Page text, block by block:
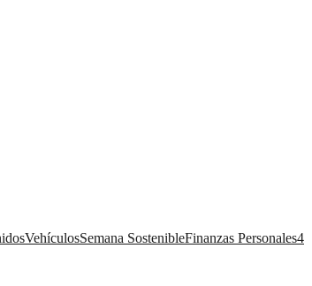
VehículosSemana SostenibleFinanzas Personales4